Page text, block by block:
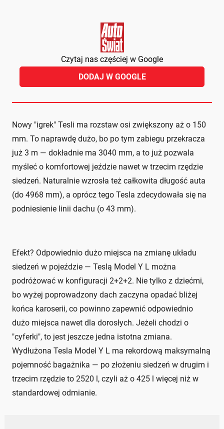
Czytaj nas częściej w Google
DODAJ W GOOGLE
Nowy "igrek" Tesli ma rozstaw osi zwiększony aż o 150
mm. To naprawdę dużo, bo po tym zabiegu przekracza
już 3 m — dokładnie ma 3040 mm, a to już pozwala
myśleć o komfortowej jeździe nawet w trzecim rzędzie
siedzeń. Naturalnie wzrosła też całkowita długość auta
(do 4968 mm), a oprócz tego Tesla zdecydowała się na
podniesienie linii dachu (o 43 mm).
Efekt? Odpowiednio dużo miejsca na zmianę układu
siedzeń w pojeździe — Teslą Model Y L można
podróżować w konfiguracji 2+2+2. Nie tylko z dziećmi,
bo wyżej poprowadzony dach zaczyna opadać bliżej
końca karoserii, co powinno zapewnić odpowiednio
dużo miejsca nawet dla dorosłych. Jeżeli chodzi o
"cyferki", to jest jeszcze jedna istotna zmiana.
Wydłużona Tesla Model Y L ma rekordową maksymalną
pojemność bagażnika — po złożeniu siedzeń w drugim i
trzecim rzędzie to 2520 l, czyli aż o 425 l więcej niż w
standardowej odmianie.